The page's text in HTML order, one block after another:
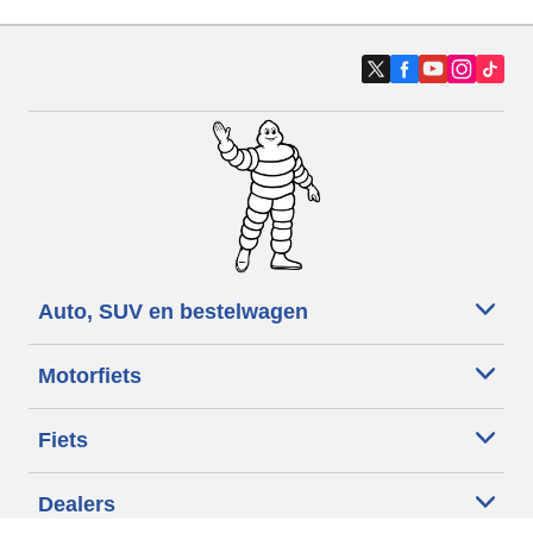
Auto, SUV en bestelwagen
Motorfiets
Fiets
Dealers